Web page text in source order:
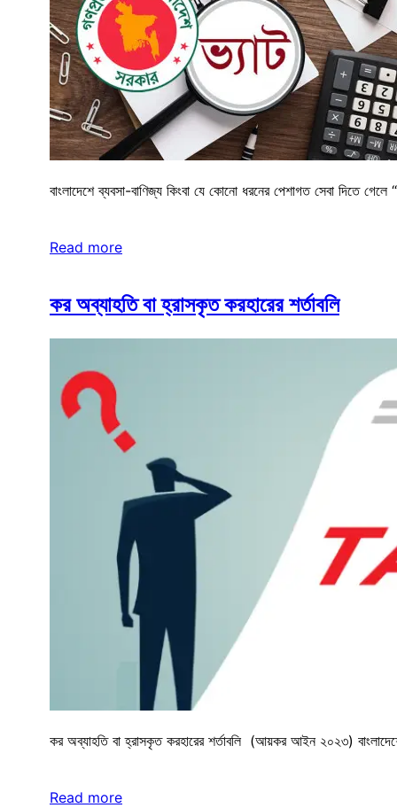
বাংলাদেশে ব্যবসা-বাণিজ্য কিংবা যে কোনো ধরনের পেশাগত সেবা দিতে
Read more
কর অব্যাহতি বা হ্রাসকৃত করহারের শর্তাবলি
কর অব্যাহতি বা হ্রাসকৃত করহারের শর্তাবলি (আয়কর আইন ২০২৩)
Read more